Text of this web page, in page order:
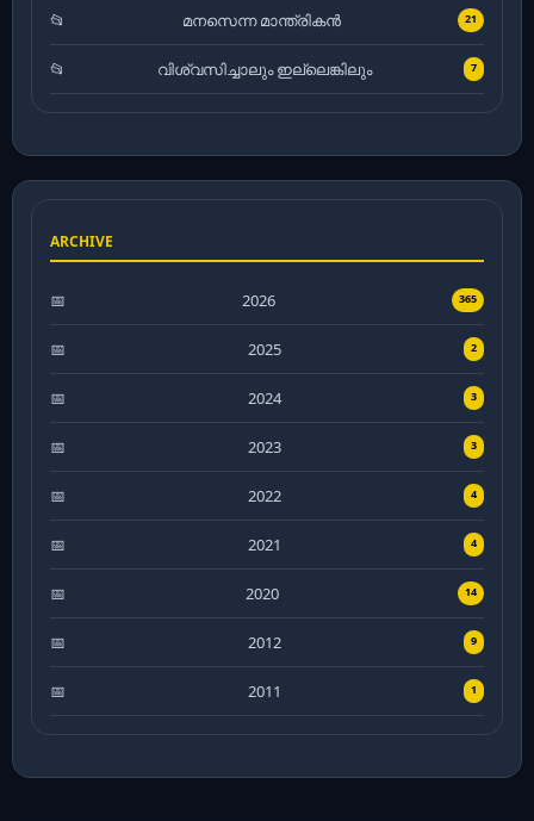
മനസെന്ന മാന്ത്രികൻ 21
വിശ്വസിച്ചാലും ഇല്ലെങ്കിലും 7
ARCHIVE
2026 365
2025 2
2024 3
2023 3
2022 4
2021 4
2020 14
2012 9
2011 1